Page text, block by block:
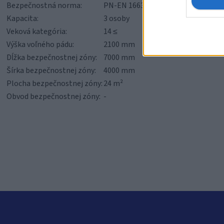
Bezpečnostná norma:
PN-EN 16630:2015-06
Kapacita:
3 osoby
Veková kategória:
14 ≤
Výška voľného pádu:
2100 mm
Dĺžka bezpečnostnej zóny:
7000 mm
Šírka bezpečnostnej zóny:
4000 mm
Plocha bezpečnostnej zóny:24 m²
Obvod bezpečnostnej zóny: -